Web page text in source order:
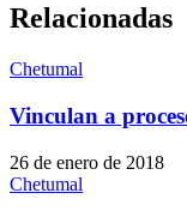
Relacionadas
Chetumal
Vinculan a
26 de enero de 2018
Chetumal